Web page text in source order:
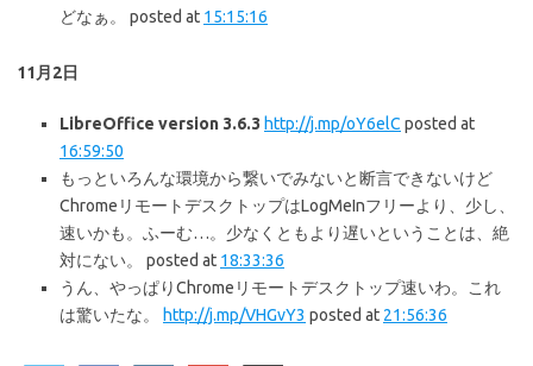
どなぁ。 posted at 15:15:16
11月2日
LibreOffice version 3.6.3 http://j.mp/oY6elC posted at
16:59:50
もっといろんな環境から繋いでみないと断言できないけど
ChromeリモートデスクトップはLogMeInフリーより、少し、
速いかも。ふーむ…。少なくともより遅いということは、絶
対にない。 posted at 18:33:36
うん、やっぱりChromeリモートデスクトップ速いわ。これ
は驚いたな。
http://j.mp/VHGvY3 posted at 21:56:36